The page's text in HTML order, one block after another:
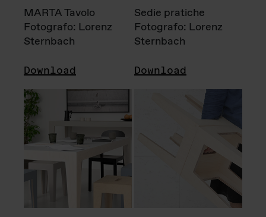
MARTA Tavolo
Fotografo: Lorenz
Sternbach
Download
Sedie pratiche
Fotografo: Lorenz
Sternbach
Download